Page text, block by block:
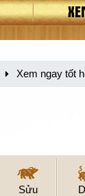
Xem ngay tốt
Sửu